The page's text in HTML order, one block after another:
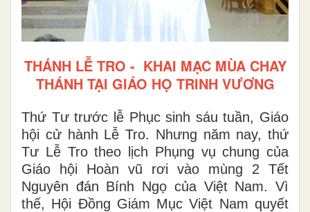
THÁNH LỄ TRO - KHAI MẠC MÙA CHAY
THÁNH TẠI GIÁO HỌ TRINH VƯƠNG
Thứ Tư trước lễ Phục sinh sáu tuần, Giáo
hội cử hành Lễ Tro. Nhưng năm nay, thứ
Tư Lễ Tro theo lịch Phụng vụ chung của
Giáo hội Hoàn vũ rơi vào mùng 2 Tết
Nguyên đán Bính Ngọ của Việt Nam. Vì
thế, Hội Đồng Giám Mục Việt Nam quyết